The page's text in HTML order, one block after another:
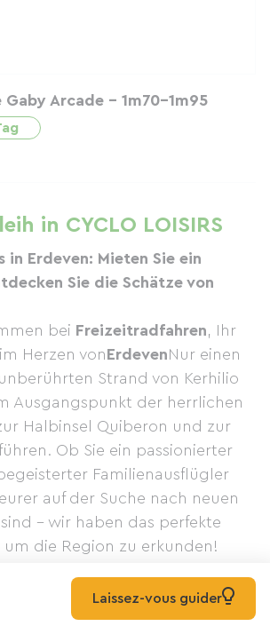
Arcade - 1m70-1m95
in CYCLO LOISIRS
in Erdeven: Mieten Sie ein
Sie die Schätze von
bei Freizeitradfahren, Ihr
Herzen vonErdevenNur einen
Strand von Kerhilio
Ausgangspunkt der herrlichen
Halbinsel Quiberon und zur
Ob Sie ein passionierter
Familienausflügler
auf der Suche nach neuen
– wir haben das perfekte
um die Region zu erkunden!
, angepasst an all Ihre Bedürfnisse
Laissez-vous guider